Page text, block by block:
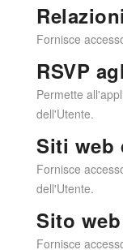
Fornisce
RSVP
Permette
dell'Utente.
Siti web
Fornisce
dell'Utente.
Sito web
Fornisce